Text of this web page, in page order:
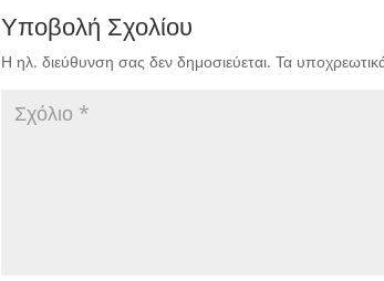
Υποβολή Σχολίου
Η ηλ. διεύθυνση σας δεν δημοσιεύεται. Τα